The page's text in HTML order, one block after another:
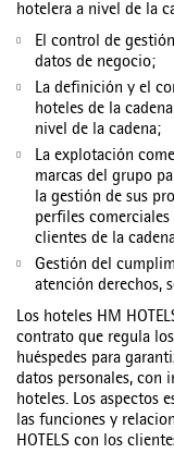
hotelera a nivel de la
El control de
datos de negocio;
La definición y el
hoteles de la
nivel de la cadena;
La explotación
marcas del grupo
la gestión de sus
perfiles
clientes de la
Gestión del
atención derechos,
Los hoteles HM
contrato que regula
huéspedes para
datos personales, con
hoteles. Los aspectos
las funciones y
HOTELS con los